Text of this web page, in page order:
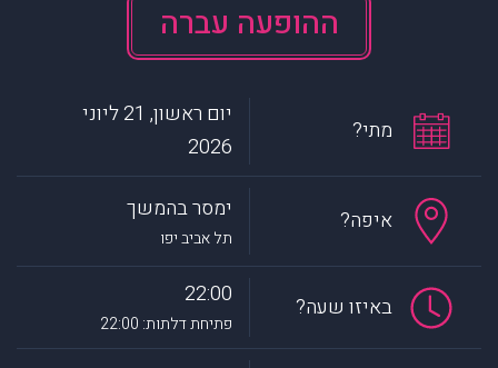
ההופעה עברה
מתי?
יום ראשון, 21 ליוני
2026
איפה? ימסר בהמשך
תל אביב יפו
באיזו שעה? 22:00
פתיחת דלתות: 22:00